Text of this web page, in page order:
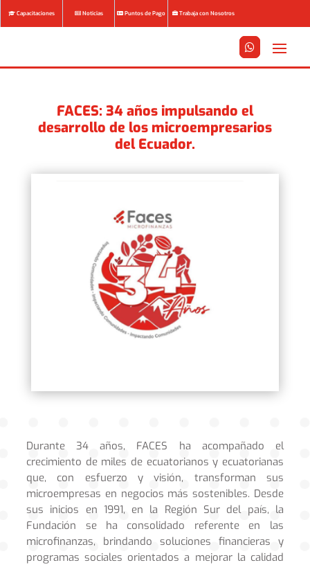
Capacitaciones Noticias Puntos de Pago Trabaja con Nosotros



FACES: 34 años impulsando el
desarrollo de los microempresarios
del Ecuador.
Durante 34 años, FACES ha acompañado el
crecimiento de miles de ecuatorianos y ecuatorianas
que, con esfuerzo y visión, transforman sus
microempresas en negocios más sostenibles. Desde
sus inicios en 1991, en la Región Sur del país, la
Fundación se ha consolidado referente en las
microfinanzas, brindando soluciones financieras y
programas sociales orientados a mejorar la calidad